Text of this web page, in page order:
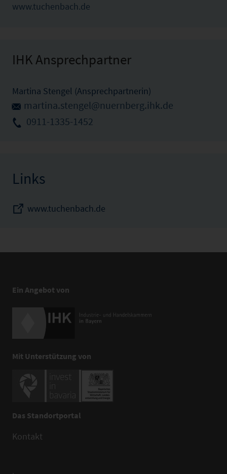
www.tuchenbach.de
IHK Ansprechpartner
Martina Stengel (Ansprechpartnerin)
martina.stengel@nuernberg.ihk.de
0911-1335-1452
Links
www.tuchenbach.de
Ein Angebot von
Mit Unterstützung von
Das Standortportal
Kontakt